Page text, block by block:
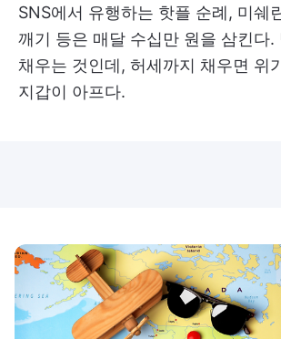
SNS에서 유행하는 핫플 순례, 미쉐
깨기 등은 매달 수십만 원을 삼킨다.
채우는 것인데, 허세까지 채우면 위
지갑이 아프다.